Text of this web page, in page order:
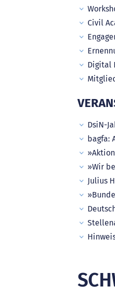
Civil
Digital
DsiN-
bagfa:
»Wir
Julius